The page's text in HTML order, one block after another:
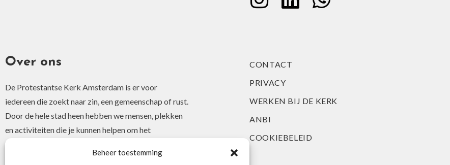
Beheer toestemming
Over ons
De Protestantse Kerk Amsterdam is er voor
iedereen die zoekt naar zin, een gemeenschap of rust.
Door de hele stad heen hebben we mensen, plekken
en activiteiten die je kunnen helpen om het
christelijke geloof of je interesse hierin te ontdekken.
CONTACT
PRIVACY
WERKEN BIJ DE KERK
ANBI
COOKIEBELEID